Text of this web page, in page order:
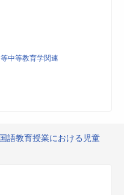
中等教育学関連
語教育授業における児童